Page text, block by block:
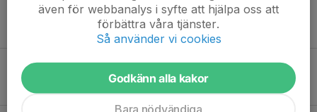
Tullinge BK - Rönninge Salem Fotboll 1
Storvretens IP 1
Sön 10
19:45
Stureby SK - Tullinge BK
Stureby Skola BP 1
2-6
även för webbanalys i syfte att hjälpa oss att
förbättra våra tjänster.
Så använder vi cookies
Godkänn alla kakor
Bara nödvändiga